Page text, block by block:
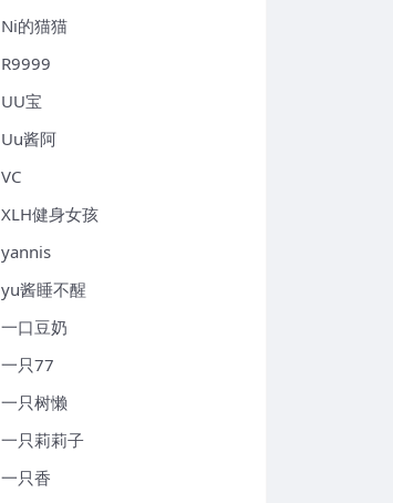
Ni的猫猫
R9999
UU宝
Uu酱阿
VC
XLH健身女孩
yannis
yu酱睡不醒
一口豆奶
一只77
一只树懒
一只莉莉子
一只香